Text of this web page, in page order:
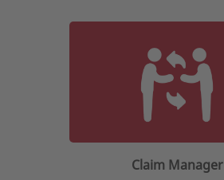
Claim Manager